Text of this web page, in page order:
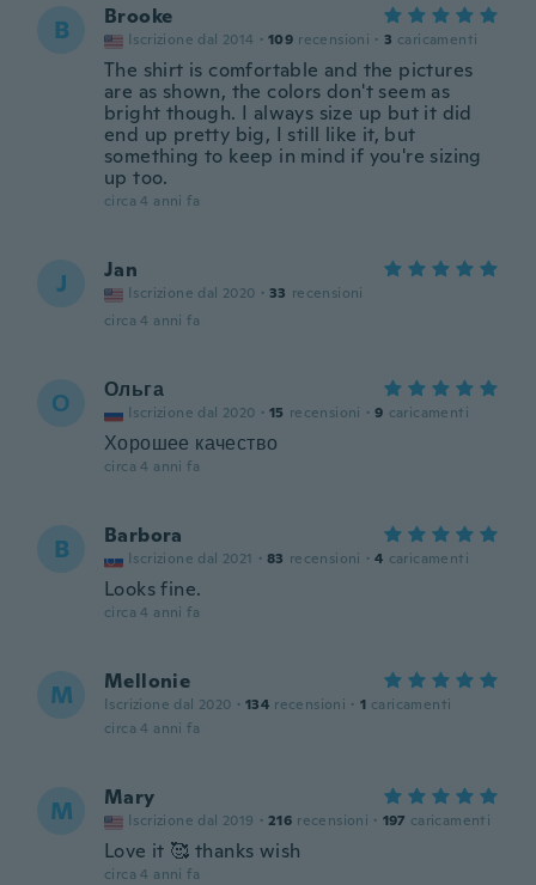
B Brooke
Iscrizione dal 2014 · 109 recensioni · 3 caricamenti
The shirt is comfortable and the pictures
are as shown, the colors don't seem as
bright though. I always size up but it did
end up pretty big, I still like it, but
something to keep in mind if you're sizing
up too.
circa 4 anni fa
J Jan
Iscrizione dal 2020 · 33 recensioni
circa 4 anni fa
О Ольга
Iscrizione dal 2020 · 15 recensioni · 9 caricamenti
Хорошее качество
circa 4 anni fa
B Barbora
Iscrizione dal 2021 · 83 recensioni · 4 caricamenti
Looks fine.
circa 4 anni fa
M Mellonie
Iscrizione dal 2020 · 134 recensioni · 1 caricamenti
circa 4 anni fa
M Mary
Iscrizione dal 2019 · 216 recensioni · 197 caricamenti
Love it 🥰 thanks wish
circa 4 anni fa